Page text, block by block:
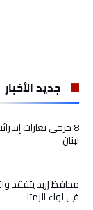
جديد الأخبار
8 جرحى بغارات
لبنان
محافظ إربد يتفقد
في لواء الرمثا